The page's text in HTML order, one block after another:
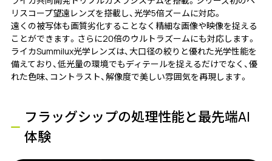
リスコープ望遠レンズを搭載し、光学5倍ズームに対応。
遠くの被写体も画質劣化することなく精細な画像や映像を捉える
ことができます。さらに20倍のウルトラズームにも対応します。
ライカSummilux光学レンズは、大口径の絞りと優れた光学性能を
備えており、低光量の環境でもディテールを捉えるだけでなく、優
れた色味、コントラスト、解像度で美しい雰囲気を再現します。
フラッグシップの処理性能と最先端AI
体験